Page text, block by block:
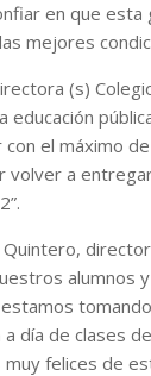
en que
mejores
(s)
el máximo
a
alumnos
día de clases
felices de